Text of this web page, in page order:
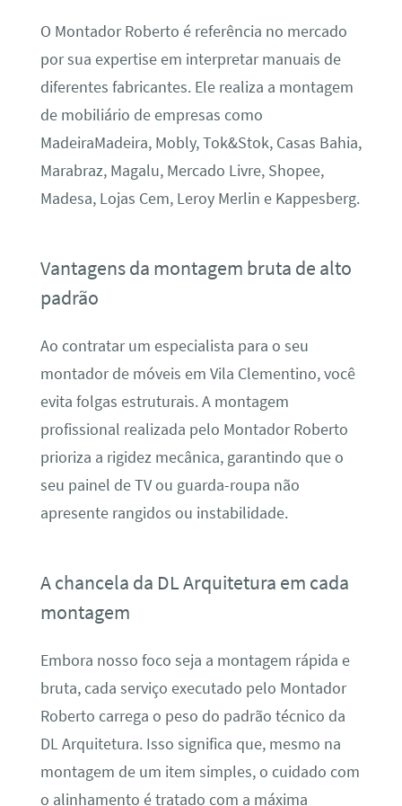
O Montador Roberto é referência no mercado
por sua expertise em interpretar manuais de
diferentes fabricantes. Ele realiza a montagem
de mobiliário de empresas como
MadeiraMadeira, Mobly, Tok&Stok, Casas Bahia,
Marabraz, Magalu, Mercado Livre, Shopee,
Madesa, Lojas Cem, Leroy Merlin e Kappesberg.
Vantagens da montagem bruta de alto
padrão
Ao contratar um especialista para o seu
montador de móveis em Vila Clementino, você
evita folgas estruturais. A montagem
profissional realizada pelo Montador Roberto
prioriza a rigidez mecânica, garantindo que o
seu painel de TV ou guarda-roupa não
apresente rangidos ou instabilidade.
A chancela da DL Arquitetura em cada
montagem
Embora nosso foco seja a montagem rápida e
bruta, cada serviço executado pelo Montador
Roberto carrega o peso do padrão técnico da
DL Arquitetura. Isso significa que, mesmo na
montagem de um item simples, o cuidado com
o alinhamento é tratado com a máxima